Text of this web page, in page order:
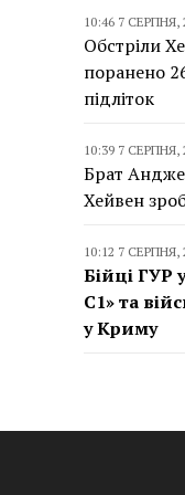
10:46 7 СЕРПНЯ,
Обстріли
поранено
підліток
10:39 7 СЕРПНЯ,
Брат
Хейвен
10:12 7 СЕРПНЯ,
Бійці ГУР
С1» та
у Криму